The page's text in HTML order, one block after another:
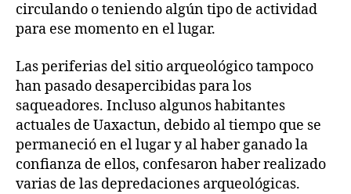
circulando o teniendo algún tipo de actividad
para ese momento en el lugar.
Las periferias del sitio arqueológico tampoco
han pasado desapercibidas para los
saqueadores. Incluso algunos habitantes
actuales de Uaxactun, debido al tiempo que se
permaneció en el lugar y al haber ganado la
confianza de ellos, confesaron haber realizado
varias de las depredaciones arqueológicas.